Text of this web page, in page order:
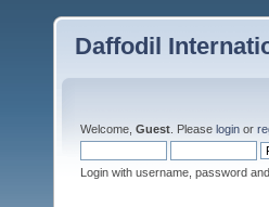
Daffodil
Welcome, Guest . Please login or
Login with username, password